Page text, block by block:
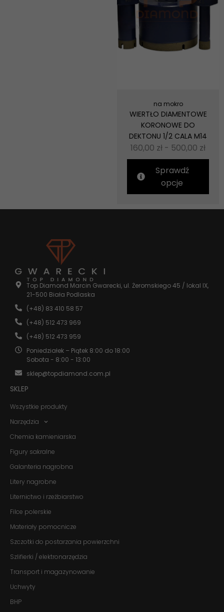
na mokro
WIERTŁO DIAMENTOWE
KORONOWE DO
DEKTONU 1/2 CALA M14
160,00 zł - 500,00 zł
Sprawdź
opcje
Top Diamond Marcin Gwarecki, ul. Żeromskiego 45 / lokal IX,
21-500 Biała Podlaska
(+48) 83 410 58 57
(+48) 512 473 969
(+48) 512 473 959
Poniedziałek – Piątek 8:00 do 18:00
Sobota - 8:00 - 13:00
sklep@topdiamond.com.pl
SKLEP
Wszystkie produkty
Narzędzia
Chemia kamieniarska
Figury sakralne
Galanteria nagrobna
Litery nagrobne
Liternictwo i rzeźbiarstwo
Filce polerskie
Materiały pomocnicze
Szczotki do postarzania powierzchni
Szlifierki / elektronarzędzia
Transport i magazynowanie
Uchwyty
BHP